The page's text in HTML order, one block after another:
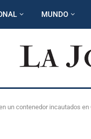
MUNDO
un contenedor incautados en